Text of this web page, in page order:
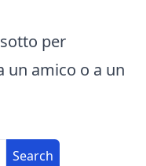
per
un amico o a un
Search